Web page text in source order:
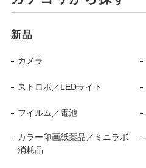
新品
カメラ
ストロボ／LEDライト
フイルム／電池
カラー印画紙薬品／ミニラボ
消耗品